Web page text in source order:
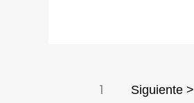
1 Siguiente >